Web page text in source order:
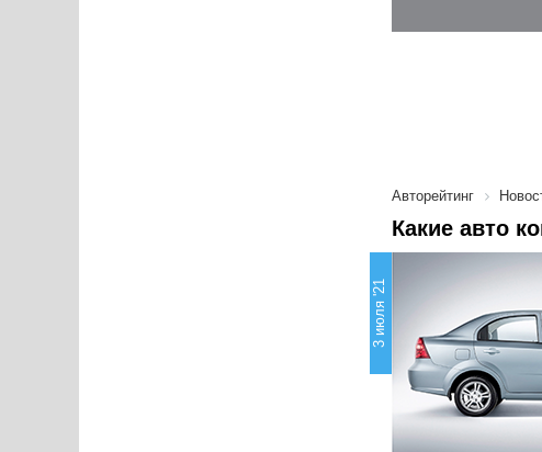
Авторейтинг
Какие авто
3 июля '21